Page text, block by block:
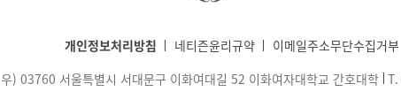
개인정보처리방침 네티즌윤리규약 이메일주소무단수집거부
우) 03760 서울특별시 서대문구 이화여대길 52 이화여자대학교 간호대학 T.